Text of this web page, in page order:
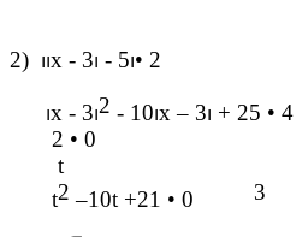
2) ⏐⏐х - 3⏐ - 5⏐• 2
⏐х - 3⏐2 - 10⏐х – 3⏐ + 25 •
2 • 0
t
t2 –10t +21 • 0